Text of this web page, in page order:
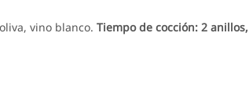
vino blanco. Tiempo de cocción: 2 anillos,